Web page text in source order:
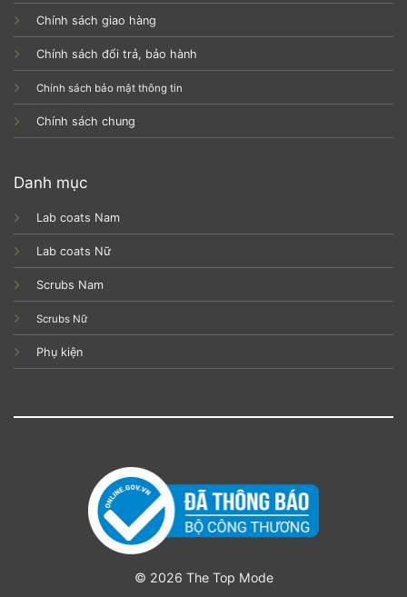
Chính sách giao hàng
Chính sách đổi trả, bảo hành
Chính sách bảo mật thông tin
Chính sách chung
Danh mục
Lab coats Nam
Lab coats Nữ
Scrubs Nam
Scrubs Nữ
Phụ kiện
© 2026 The Top Mode